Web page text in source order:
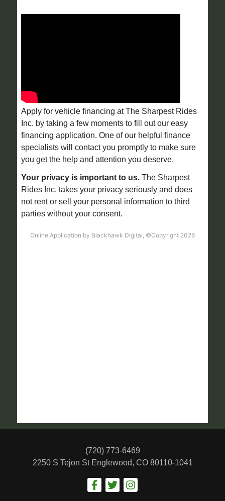
(720) 773-6469
2250 S Tejon St Englewood, CO 80110-1041